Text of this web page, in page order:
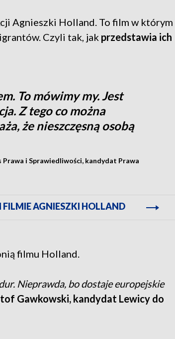
Agnieszki Holland. To film w którym
Czyli tak, jak przedstawia ich
To mówimy my. Jest
Z tego co można
że nieszczęsną osobą
Prawa i Sprawiedliwości, kandydat Prawa
AGNIESZKI HOLLAND
filmu Holland.
Nieprawda, bo dostaje europejskie
Gawkowski, kandydat Lewicy do